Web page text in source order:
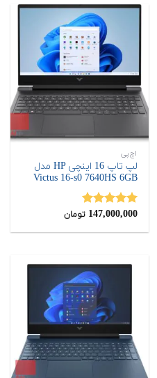
اچ‌پی
لپ تاپ 16 اینچی HP مدل
Victus 16-s0 7640HS 6GB
نمره5.00
147,000,000 تومان